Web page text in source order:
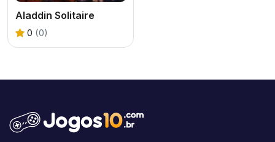
Aladdin Solitaire
0 (0)